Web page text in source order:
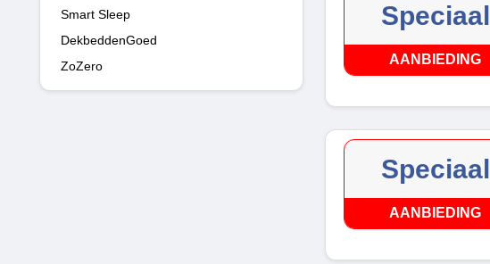
Smart Sleep
DekbeddenGoed
ZoZero
Speciaal
AANBIEDING
Speciaal
AANBIEDING